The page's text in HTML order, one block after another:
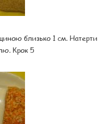
близько 1 см. Натерти
Крок 5